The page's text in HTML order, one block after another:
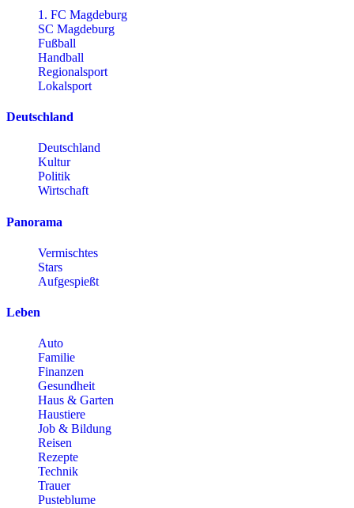
1. FC Magdeburg
SC Magdeburg
Fußball
Handball
Regionalsport
Lokalsport
Deutschland
Deutschland
Kultur
Politik
Wirtschaft
Panorama
Vermischtes
Stars
Aufgespießt
Leben
Auto
Familie
Finanzen
Gesundheit
Haus & Garten
Haustiere
Job & Bildung
Reisen
Rezepte
Technik
Trauer
Pusteblume